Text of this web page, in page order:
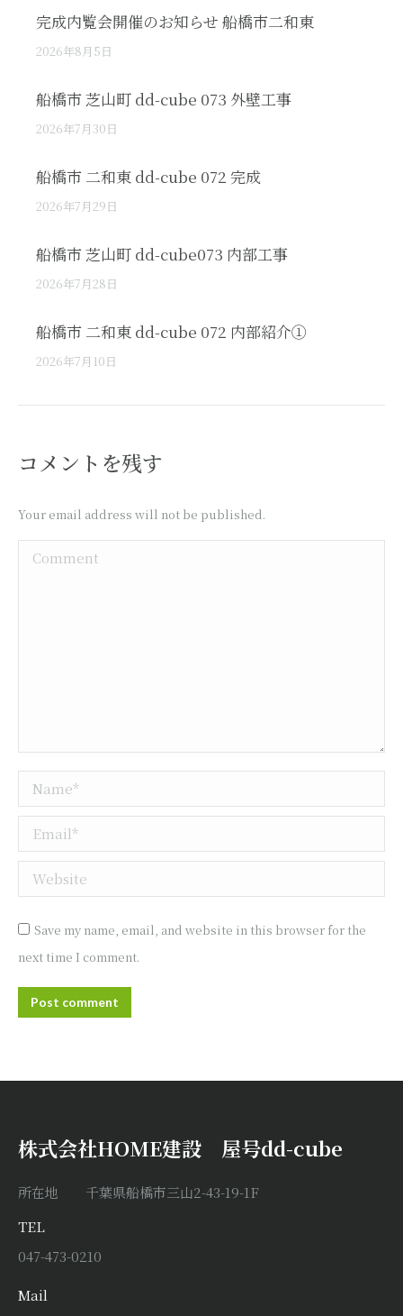
完成内覧会開催のお知らせ 船橋市二和東
2026年8月5日
船橋市 芝山町 dd-cube 073 外壁工事
2026年7月30日
船橋市 二和東 dd-cube 072 完成
2026年7月29日
船橋市 芝山町 dd-cube073 内部工事
2026年7月28日
船橋市 二和東 dd-cube 072 内部紹介①
2026年7月10日
コメントを残す
Your email address will not be published.
Comment
Name *
Email *
Website
Save my name, email, and website in this browser for the
next time I comment.
Post comment
株式会社HOME建設 屋号dd-cube
所在地 千葉県船橋市三山2-43-19-1F
TEL
047-473-0210
Mail